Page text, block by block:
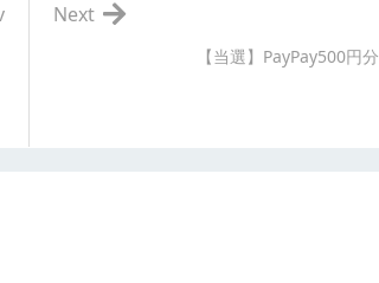
【当選】PayPay500円分
Next